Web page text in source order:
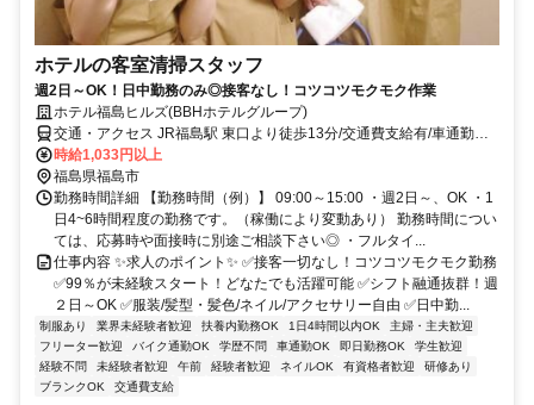
ホテルの客室清掃スタッフ
週2日～OK！日中勤務のみ◎接客なし！コツコツモクモク作業
ホテル福島ヒルズ(BBHホテルグループ)
交通・アクセス JR福島駅 東口より徒歩13分/交通費支給有/車通勤
OK(駐車場完備)
時給1,033円以上
福島県福島市
勤務時間詳細 【勤務時間（例）】 09:00～15:00 ・週2日～、OK ・1
日4~6時間程度の勤務です。（稼働により変動あり） 勤務時間につい
ては、応募時や面接時に別途ご相談下さい◎ ・フルタイ...
仕事内容 ✨求人のポイント✨ ✅接客一切なし！コツコツモクモク勤務
✅99％が未経験スタート！どなたでも活躍可能 ✅シフト融通抜群！週
２日～OK ✅服装/髪型・髪色/ネイル/アクセサリー自由 ✅日中勤...
制服あり 業界未経験者歓迎 扶養内勤務OK 1日4時間以内OK
主婦・主夫歓迎
フリーター歓迎
バイク通勤OK 学歴不問 車通勤OK 即日勤務OK
学生歓迎
経験不問
未経験者歓迎 午前 経験者歓迎 ネイルOK 有資格者歓迎
研修あり
ブランクOK
交通費支給